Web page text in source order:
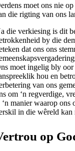
moet ons nie
die rigting van ons
die verkiesing is dit
by die
dat ons ons
moet ingelig bly oor
hou en
van ons
om ‘n regverdige,
‘n manier waarop ons
in die wêreld kan
op